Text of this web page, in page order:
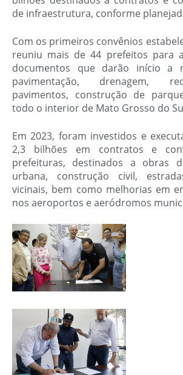
de infraestrutura, conforme
Com os primeiros convênios
reuniu mais de 44 prefeitos para
documentos que darão início a
pavimentação, drenagem,
pavimentos, construção de
todo o interior de Mato Grosso do
Em 2023, foram investidos e
2,3 bilhões em contratos e
prefeituras, destinados a obras
urbana, construção civil,
vicinais, bem como melhorias em
nos aeroportos e aeródromos